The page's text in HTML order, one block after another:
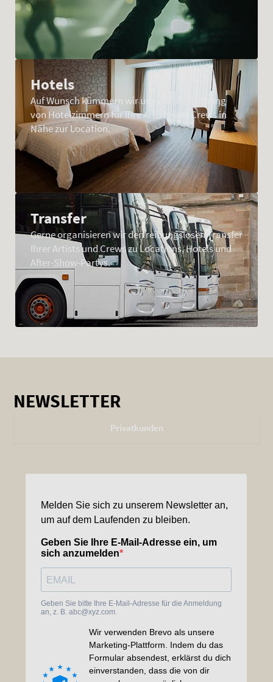
Hotels
Auf Wunsch kümmern wir uns um die Buchung
von Hotelzimmern für Ihre Artists und Crews in
Nähe zur Location.
Transfer
Gerne organisieren wir den reibungslosen Transfer
Ihrer Artists und Crews zu Locations, Hotels und
After-Show-Partys.
NEWSLETTER
Privatkunden